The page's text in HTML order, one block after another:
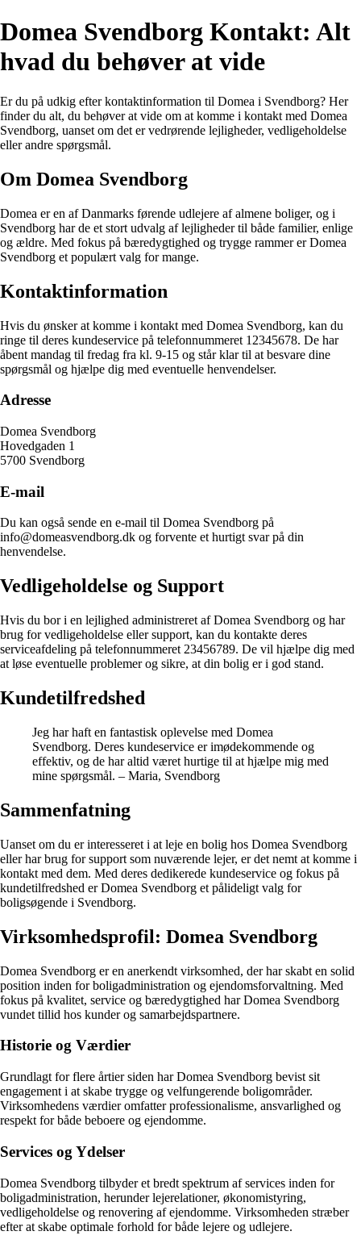
Domea Svendborg Kontakt: Alt
hvad du behøver at vide
Er du på udkig efter kontaktinformation til Domea i Svendborg? Her
finder du alt, du behøver at vide om at komme i kontakt med Domea
Svendborg, uanset om det er vedrørende lejligheder, vedligeholdelse
eller andre spørgsmål.
Om Domea Svendborg
Domea er en af Danmarks førende udlejere af almene boliger, og i
Svendborg har de et stort udvalg af lejligheder til både familier, enlige
og ældre. Med fokus på bæredygtighed og trygge rammer er Domea
Svendborg et populært valg for mange.
Kontaktinformation
Hvis du ønsker at komme i kontakt med Domea Svendborg, kan du
ringe til deres kundeservice på telefonnummeret 12345678. De har
åbent mandag til fredag fra kl. 9-15 og står klar til at besvare dine
spørgsmål og hjælpe dig med eventuelle henvendelser.
Adresse
Domea Svendborg
Hovedgaden 1
5700 Svendborg
E-mail
Du kan også sende en e-mail til Domea Svendborg på
info@domeasvendborg.dk og forvente et hurtigt svar på din
henvendelse.
Vedligeholdelse og Support
Hvis du bor i en lejlighed administreret af Domea Svendborg og har
brug for vedligeholdelse eller support, kan du kontakte deres
serviceafdeling på telefonnummeret 23456789. De vil hjælpe dig med
at løse eventuelle problemer og sikre, at din bolig er i god stand.
Kundetilfredshed
Jeg har haft en fantastisk oplevelse med Domea
Svendborg. Deres kundeservice er imødekommende og
effektiv, og de har altid været hurtige til at hjælpe mig med
mine spørgsmål. – Maria, Svendborg
Sammenfatning
Uanset om du er interesseret i at leje en bolig hos Domea Svendborg
eller har brug for support som nuværende lejer, er det nemt at komme i
kontakt med dem. Med deres dedikerede kundeservice og fokus på
kundetilfredshed er Domea Svendborg et pålideligt valg for
boligsøgende i Svendborg.
Virksomhedsprofil: Domea Svendborg
Domea Svendborg er en anerkendt virksomhed, der har skabt en solid
position inden for boligadministration og ejendomsforvaltning. Med
fokus på kvalitet, service og bæredygtighed har Domea Svendborg
vundet tillid hos kunder og samarbejdspartnere.
Historie og Værdier
Grundlagt for flere årtier siden har Domea Svendborg bevist sit
engagement i at skabe trygge og velfungerende boligområder.
Virksomhedens værdier omfatter professionalisme, ansvarlighed og
respekt for både beboere og ejendomme.
Services og Ydelser
Domea Svendborg tilbyder et bredt spektrum af services inden for
boligadministration, herunder lejerelationer, økonomistyring,
vedligeholdelse og renovering af ejendomme. Virksomheden stræber
efter at skabe optimale forhold for både lejere og udlejere.